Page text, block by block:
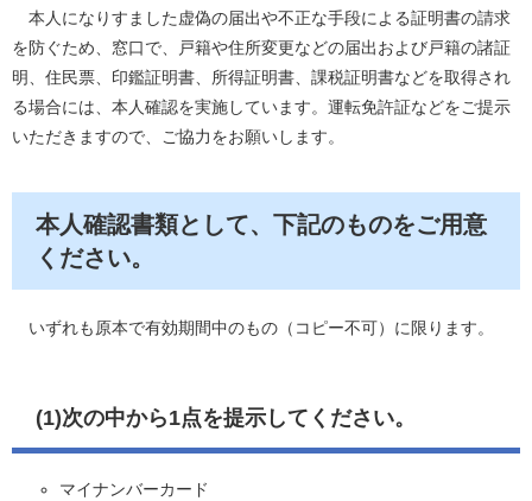
本人になりすました虚偽の届出や不正な手段による証明書の請求
を防ぐため、窓口で、戸籍や住所変更などの届出および戸籍の諸証
明、住民票、印鑑証明書、所得証明書、課税証明書などを取得され
る場合には、本人確認を実施しています。運転免許証などをご提示
いただきますので、ご協力をお願いします。
本人確認書類として、下記のものをご用意
ください。
いずれも原本で有効期間中のもの（コピー不可）に限ります。
(1)次の中から1点を提示してください。
マイナンバーカード